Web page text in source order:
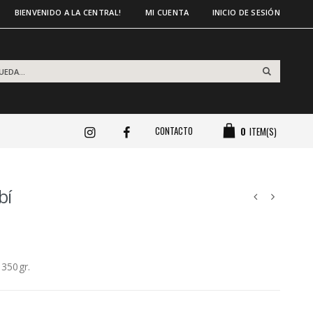
MI CUENTA INICIO DE SESIÓN
BIENVENIDO A LA CENTRAL!
CONTACTO 0 ITEM(S)